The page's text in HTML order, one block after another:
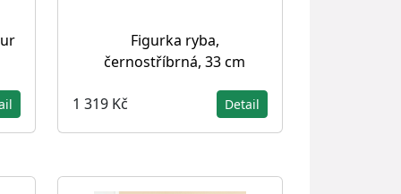
Figurka ryba,
černostříbrná, 33 cm
1 319 Kč Detail